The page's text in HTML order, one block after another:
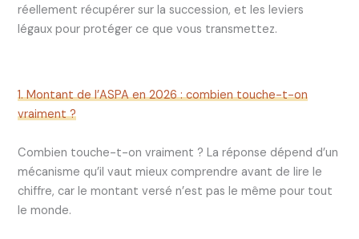
réellement récupérer sur la succession, et les leviers
légaux pour protéger ce que vous transmettez.
1. Montant de l’ASPA en 2026 : combien touche-t-on
vraiment ?
Combien touche-t-on vraiment ? La réponse dépend d’un
mécanisme qu’il vaut mieux comprendre avant de lire le
chiffre, car le montant versé n’est pas le même pour tout
le monde.